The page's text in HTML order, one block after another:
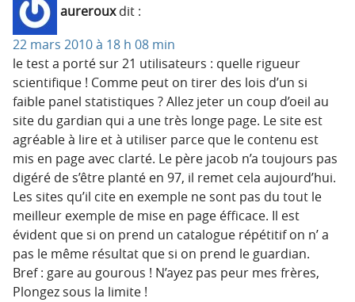
aureroux dit :
22 mars 2010 à 18 h 08 min
le test a porté sur 21 utilisateurs : quelle rigueur
scientifique ! Comme peut on tirer des lois d’un si
faible panel statistiques ? Allez jeter un coup d’oeil au
site du gardian qui a une très longe page. Le site est
agréable à lire et à utiliser parce que le contenu est
mis en page avec clarté. Le père jacob n’a toujours pas
digéré de s’être planté en 97, il remet cela aujourd’hui.
Les sites qu’il cite en exemple ne sont pas du tout le
meilleur exemple de mise en page éfficace. Il est
évident que si on prend un catalogue répétitif on n’ a
pas le même résultat que si on prend le guardian.
Bref : gare au gourous ! N’ayez pas peur mes frères,
Plongez sous la limite !